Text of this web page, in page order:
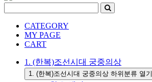
CATEGORY
MY PAGE
CART
1. (한복)조선시대 궁중의상
1. (한복)조선시대 궁중의상 하위분류 열기